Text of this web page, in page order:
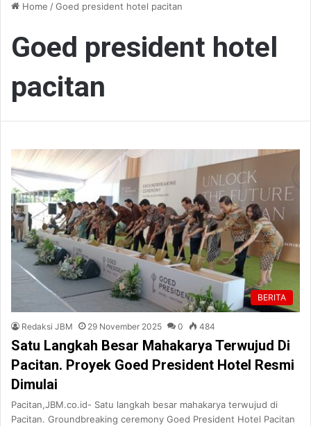
Home /Goed president hotel pacitan
Goed president hotel
pacitan
BERITA
Redaksi JBM 29 November 2025 0 484
Satu Langkah Besar Mahakarya Terwujud Di
Pacitan. Proyek Goed President Hotel Resmi
Dimulai
Pacitan,JBM.co.id- Satu langkah besar mahakarya terwujud di
Pacitan. Groundbreaking ceremony Goed President Hotel Pacitan